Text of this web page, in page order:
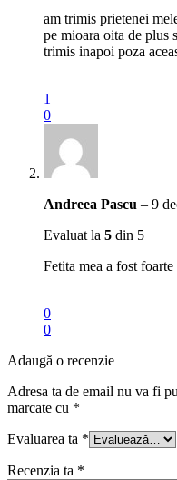
am trimis prietenei
pe mioara oita de plus
trimis inapoi poza
1
0
Andreea Pascu – 9
Evaluat la 5 din 5
Fetita mea a fost
0
0
Adaugă o recenzie
Adresa ta de email nu va fi
marcate cu *
Evaluarea ta *
Recenzia ta *